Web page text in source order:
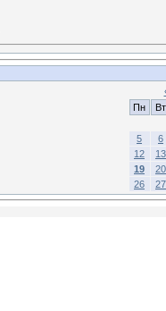
Пн
Вт
5
6
12
13
19
20
26
27